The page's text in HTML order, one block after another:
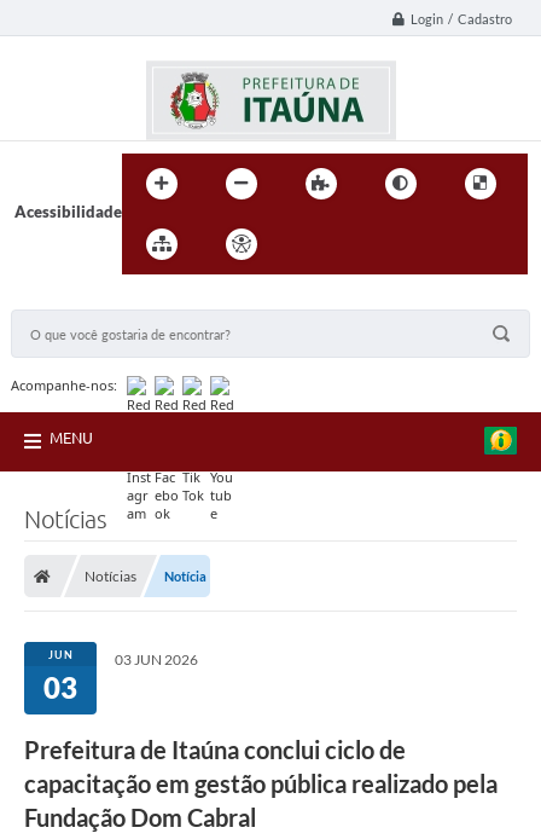
Login / Cadastro
Acessibilidade
Acompanhe-nos:
MENU
Notícias
Notícias Notícia
JUN
03
03 JUN 2026
Prefeitura de Itaúna conclui ciclo de
capacitação em gestão pública realizado pela
Fundação Dom Cabral